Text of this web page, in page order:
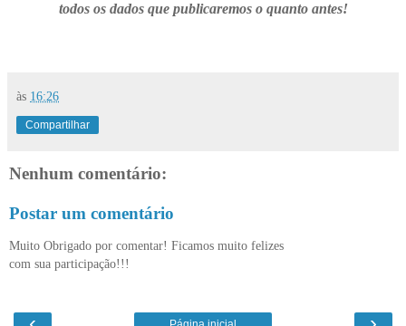
todos os dados que publicaremos o quanto antes!
às 16:26
Compartilhar
Nenhum comentário:
Postar um comentário
Muito Obrigado por comentar! Ficamos muito felizes
com sua participação!!!